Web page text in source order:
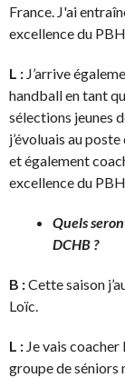
France. J'ai
excellence du
L : J’arrive
handball en tant
sélections jeunes
j’évoluais au
et également
excellence du
Quels
DCHB ?
B :Cette saison
Loïc.
L : Je vais
groupe de séniors